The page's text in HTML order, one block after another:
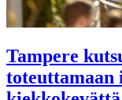
Tampere